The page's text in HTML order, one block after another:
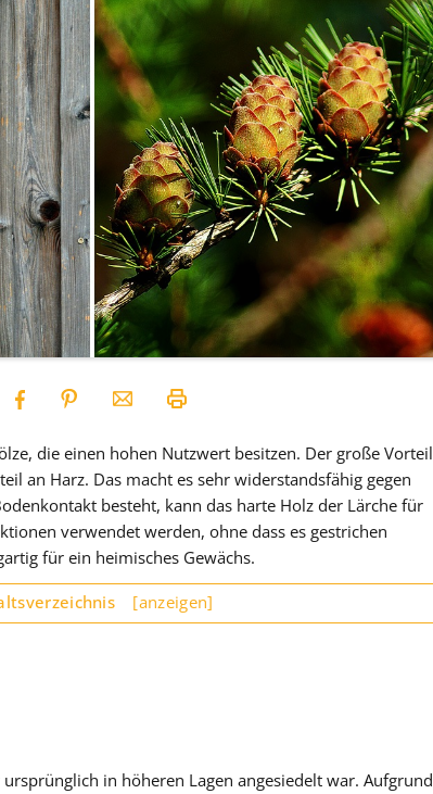
die einen hohen Nutzwert besitzen. Der große Vorteil
an Harz. Das macht es sehr widerstandsfähig gegen
besteht, kann das harte Holz der Lärche für
verwendet werden, ohne dass es gestrichen
für ein heimisches Gewächs.
[anzeigen]
in höheren Lagen angesiedelt war. Aufgrund